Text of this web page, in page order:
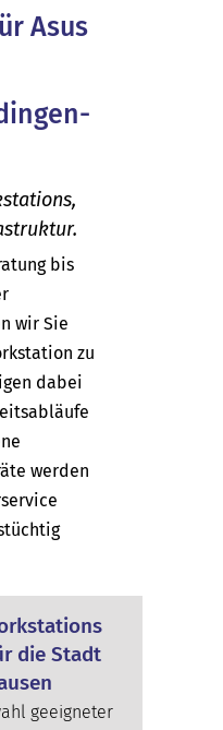
Asus
bis
wir Sie
zu
dabei
werden
die Stadt
geeigneter